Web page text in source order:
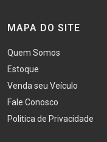
MAPA DO SITE
Quem Somos
Estoque
Venda seu Veículo
Fale Conosco
Politica de Privacidade